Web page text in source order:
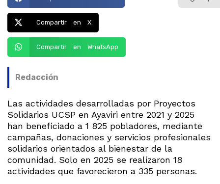
Compartir en X
Compartir en WhatsApp
Redacción
Las actividades desarrolladas por Proyectos
Solidarios UCSP en Ayaviri entre 2021 y 2025
han beneficiado a 1 825 pobladores, mediante
campañas, donaciones y servicios profesionales
solidarios orientados al bienestar de la
comunidad. Solo en 2025 se realizaron 18
actividades que favorecieron a 335 personas.